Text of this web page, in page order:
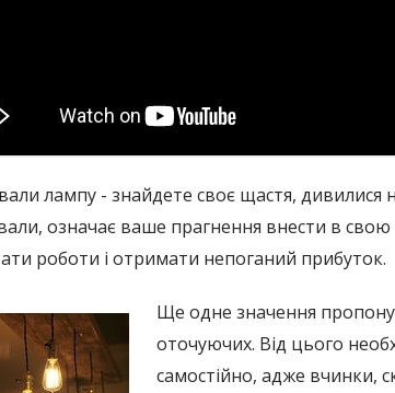
лампу - знайдете своє щастя, дивилися
означає ваше прагнення внести в
роботи і отримати непоганий прибуток.
Ще одне значення
оточуючих. Від цього
самостійно, адже вчинки,